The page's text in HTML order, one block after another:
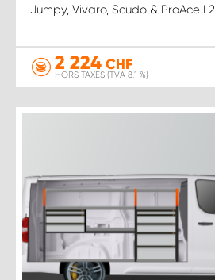
Jumpy, Vivaro, Scudo & ProAce
2 224 CHF
HORS TAXES (TVA 8.1 %)